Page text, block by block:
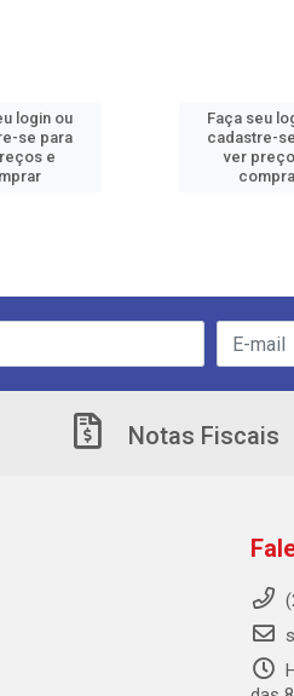
login ou
se para
e
Faça seu
cadastre-
ver
Notas Fiscais